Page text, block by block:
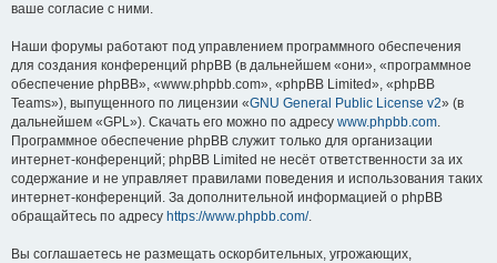
ваше согласие с ними.
Наши форумы работают под управлением программного обеспечения
для создания конференций phpBB (в дальнейшем «они», «программное
обеспечение phpBB», «www.phpbb.com», «phpBB Limited», «phpBB
Teams»), выпущенного по лицензии «GNU General Public License v2» (в
дальнейшем «GPL»). Скачать его можно по адресу www.phpbb.com.
Программное обеспечение phpBB служит только для организации
интернет-конференций; phpBB Limited не несёт ответственности за их
содержание и не управляет правилами поведения и использования таких
интернет-конференций. За дополнительной информацией о phpBB
обращайтесь по адресу https://www.phpbb.com/.
Вы соглашаетесь не размещать оскорбительных, угрожающих,